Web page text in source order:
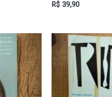
R$ 39,90